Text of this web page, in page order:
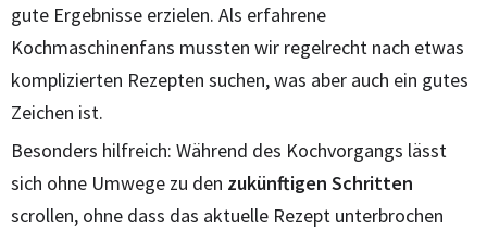
gute Ergebnisse erzielen. Als erfahrene
Kochmaschinenfans mussten wir regelrecht nach etwas
komplizierten Rezepten suchen, was aber auch ein gutes
Zeichen ist.
Besonders hilfreich: Während des Kochvorgangs lässt
sich ohne Umwege zu den zukünftigen Schritten
scrollen, ohne dass das aktuelle Rezept unterbrochen